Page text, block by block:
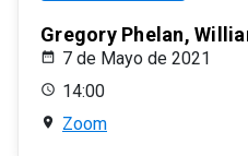
Gregory Phelan,
7 de Mayo de 2021
14:00
Zoom